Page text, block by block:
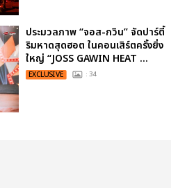
ประมวลภาพ “จอส-กวิน” จัดปาร์ตี้
ริมหาดสุดฮอต ในคอนเสิร์ตครั้งยิ่ง
ใหญ่ “JOSS GAWIN HEAT ...
EXCLUSIVE : 34